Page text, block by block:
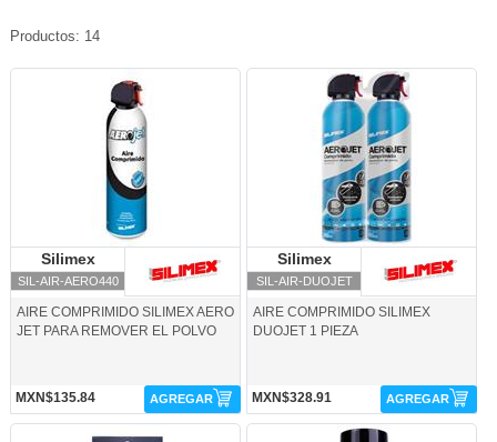
Productos: 14
SIL-AIR-AERO440-Silimex
Silimex
SIL-AIR-AERO440
AIRE COMPRIMIDO SILIMEX AERO
JET PARA REMOVER EL POLVO
MXN$135.84 AGREGAR
SIL-AIR-DUOJET-Silimex
Silimex
SIL-AIR-DUOJET
AIRE COMPRIMIDO SILIMEX
DUOJET 1 PIEZA
MXN$328.91 AGREGAR
SIL-LIM-APCLEAN-Silimex SIL-LIM-COMPUKL-Silimex